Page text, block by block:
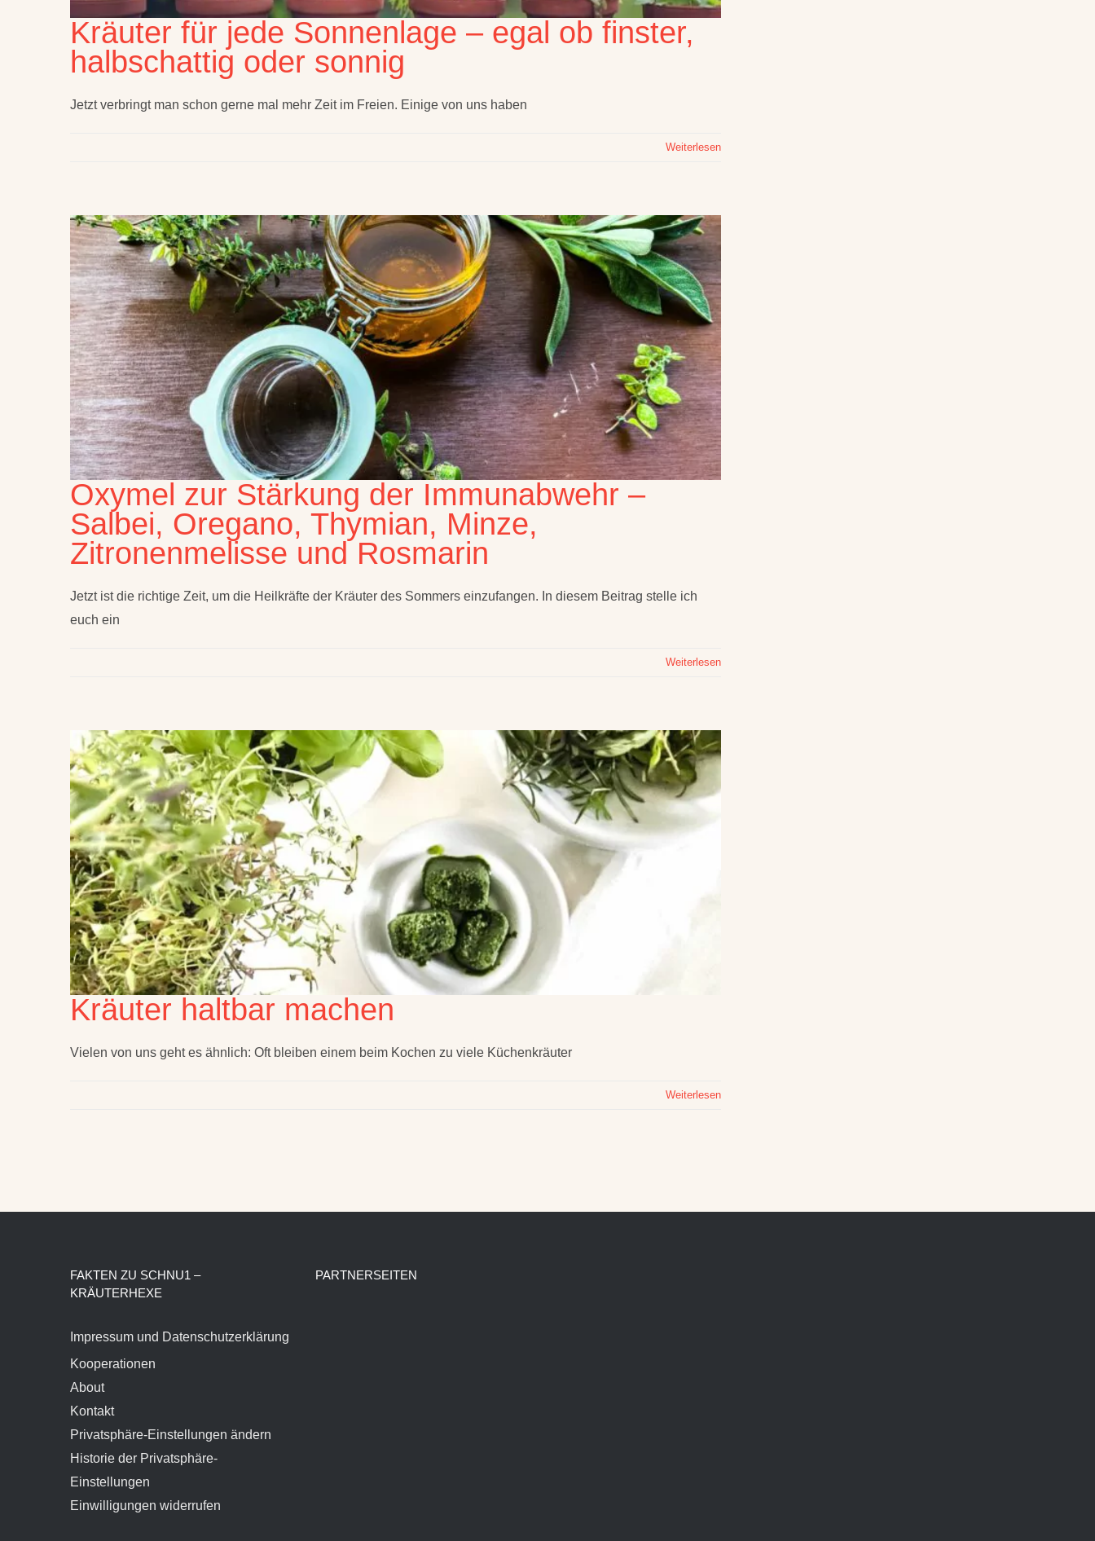
Kräuter für jede Sonnenlage – egal ob finster,
halbschattig oder sonnig
Jetzt verbringt man schon gerne mal mehr Zeit im Freien. Einige von uns haben
Weiterlesen
Oxymel zur Stärkung der Immunabwehr –
Salbei, Oregano, Thymian, Minze,
Zitronenmelisse und Rosmarin
Jetzt ist die richtige Zeit, um die Heilkräfte der Kräuter des Sommers einzufangen. In diesem Beitrag stelle ich
euch ein
Weiterlesen
Kräuter haltbar machen
Vielen von uns geht es ähnlich: Oft bleiben einem beim Kochen zu viele Küchenkräuter
Weiterlesen
FAKTEN ZU SCHNU1 –
KRÄUTERHEXE
Impressum und Datenschutzerklärung
Kooperationen
About
Kontakt
Privatsphäre-Einstellungen ändern
Historie der Privatsphäre-
Einstellungen
Einwilligungen widerrufen
PARTNERSEITEN